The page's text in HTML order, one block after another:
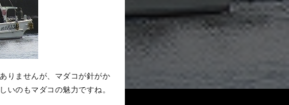
りませんが、マダコが針がか
いのもマダコの魅力ですね。